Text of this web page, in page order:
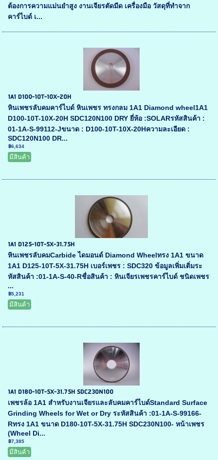
ต้องการความแม่นยำสูง งานเจียรตัดมีด เครื่องมือ วัสดุที่ทำจาก
คาร์ไบด์ เ...
1A1 D100-10T-10X-20H
หินเพชรลับคมคาร์ไบด์ หินเพชร ทรงกลม 1A1 Diamond wheel1A1
D100-10T-10X-20H SDC120N100 DRY ยี่ห้อ :SOLARรหัสสินค้า :
01-1A-S-99112-Jขนาด : D100-10T-10X-20Hความละเอียด :
SDC120N100 DR...
฿6,634
มีสินค้า
1A1 D125-10T-5X-31.75H
หินเพชรลับคมCarbide ไดมอนด์ Diamond Wheelทรง 1A1 ขนาด
1A1 D125-10T-5X-31.75H เบอร์เพชร : SDC320 ข้อมูลเพิ่มเติ่มระ
หัสสินค้า :01-1A-S-40-Rชื่อสินค้า : หินเจียรเพชรคาร์ไบด์ ชนิดเพชร
...
฿5,231
มีสินค้า
1A1 D180-10T-5X-31.75H SDC230N100
เพชรล้อ 1A1 สำหรับงานเจียรและลับคมคาร์ไบด์Standard Surface
Grinding Wheels for Wet or Dry ระหัสสินค้า :01-1A-S-99166-
Rทรง 1A1 ขนาด D180-10T-5X-31.75H SDC230N100- หน้าเพชร
(Wheel Di...
฿7,385
มีสินค้า